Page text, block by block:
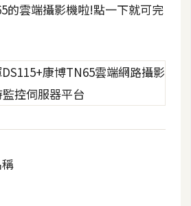
的雲端攝影機啦!點一下就可完